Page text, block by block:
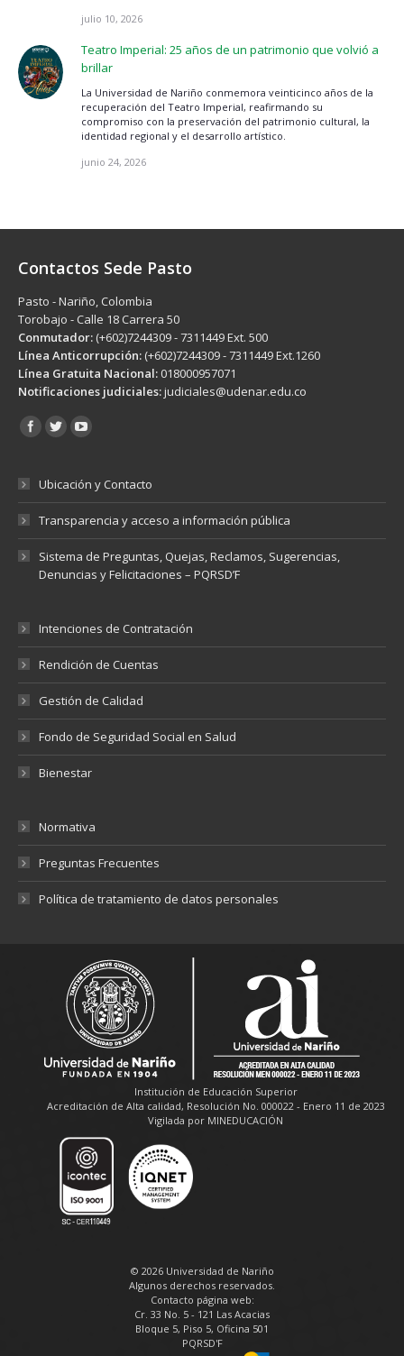
julio 10, 2026
Teatro Imperial: 25 años de un patrimonio que volvió a
brillar
La Universidad de Nariño conmemora veinticinco años de la
recuperación del Teatro Imperial, reafirmando su
compromiso con la preservación del patrimonio cultural, la
identidad regional y el desarrollo artístico.
junio 24, 2026
Contactos Sede Pasto
Pasto - Nariño, Colombia
Torobajo - Calle 18 Carrera 50
Conmutador: (+602)7244309 - 7311449 Ext. 500
Línea Anticorrupción: (+602)7244309 - 7311449 Ext.1260
Línea Gratuita Nacional: 018000957071
Notificaciones judiciales:judiciales@udenar.edu.co
Encuéntranos en:
Ubicación y Contacto
Transparencia y acceso a información pública
Sistema de Preguntas, Quejas, Reclamos, Sugerencias,
Denuncias y Felicitaciones – PQRSD’F
Intenciones de Contratación
Rendición de Cuentas
Gestión de Calidad
Fondo de Seguridad Social en Salud
Bienestar
Normativa
Preguntas Frecuentes
Política de tratamiento de datos personales
Institución de Educación Superior
Acreditación de Alta calidad, Resolución No. 000022 - Enero 11 de 2023
Vigilada por MINEDUCACIÓN
© 2026 Universidad de Nariño
Algunos derechos reservados.
Contacto página web:
Cr. 33 No. 5 - 121 Las Acacias
Bloque 5, Piso 5, Oficina 501
PQRSD'F